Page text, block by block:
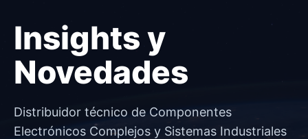
Insights y
Novedades
Distribuidor técnico de Componentes
Electrónicos Complejos y Sistemas Industriales